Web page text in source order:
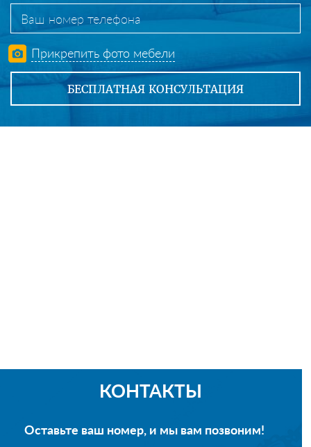
Прикрепить фото мебели
КОНТАКТЫ
Оставьте ваш номер, и мы вам позвоним!